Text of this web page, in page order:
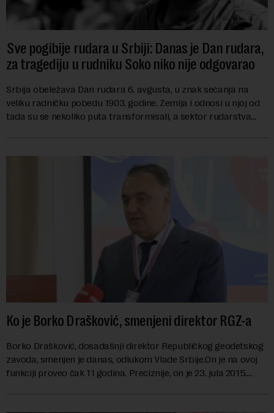
Sve pogibije rudara u Srbiji: Danas je Dan rudara,
za tragediju u rudniku Soko niko nije odgovarao
Srbija obeležava Dan rudara 6. avgusta, u znak sećanja na
veliku radničku pobedu 1903. godine. Zemlja i odnosi u njoj od
tada su se nekoliko puta transformisali, a sektor rudarstva
Ko je Borko Drašković, smenjeni direktor RGZ-a
Borko Drašković, dosadašnji direktor Republičkog geodetskog
zavoda, smenjen je danas, odlukom Vlade Srbije.On je na ovoj
funkciji proveo čak 11 godina. Preciznije, on je 23. jula 2015.